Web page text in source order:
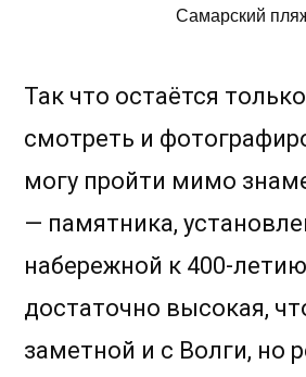
Самарский
Так что остаётся
смотреть и
могу пройти мимо
— памятника,
набережной к 400-
достаточно высокая,
заметной и с Волги, но